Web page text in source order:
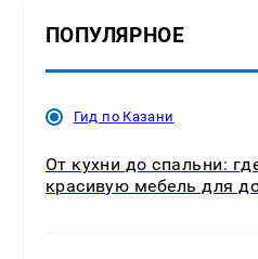
ПОПУЛЯРНОЕ
Гид по Казани
От кухни до спальни:
красивую мебель для